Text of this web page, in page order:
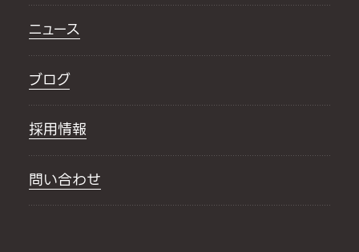
ニュース
ブログ
採用情報
問い合わせ